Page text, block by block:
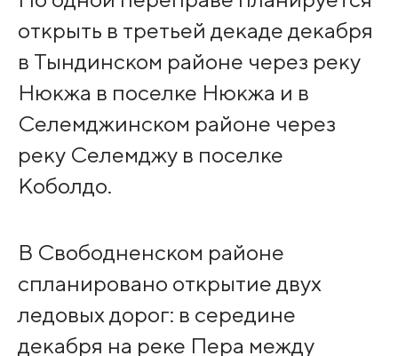
открыть в третьей декаде декабря
в Тындинском районе через реку
Нюкжа в поселке Нюкжа и в
Селемджинском районе через
реку Селемджу в поселке
Коболдо.
В Свободненском районе
спланировано открытие двух
ледовых дорог: в середине
декабря на реке Пера между